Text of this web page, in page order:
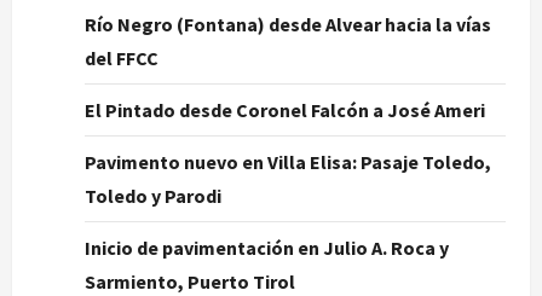
Río Negro (Fontana) desde Alvear hacia la vías
del FFCC
El Pintado desde Coronel Falcón a José Ameri
Pavimento nuevo en Villa Elisa: Pasaje Toledo,
Toledo y Parodi
Inicio de pavimentación en Julio A. Roca y
Sarmiento, Puerto Tirol